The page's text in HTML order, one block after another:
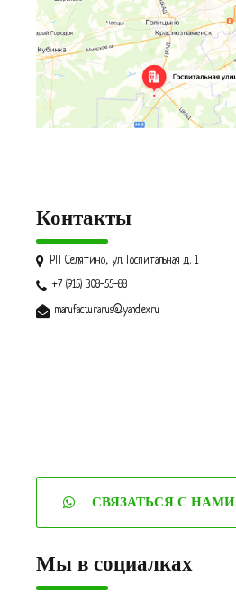
Контакты
РП Селятино, ул. Госпитальная д. 1
+7 (915) 308-55-88
manufacturarus@yandex.ru
СВЯЗАТЬСЯ С НАМИ
Мы в социалках